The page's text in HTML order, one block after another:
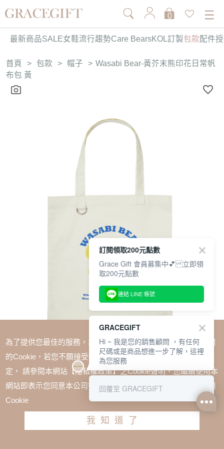
0
最新商品SALE女鞋流行趨勢Care BearsKOL訂製包款配件
首頁 > 包款 > 帽子 > Wasabi Bear-黃芥末熊印花日常帆
布包 黃
Wasabi Bear-黃芥末熊印花日常帆布包 黃
為了提供您最佳的服務，本網站會在您的電腦中放置並取用我們
的Cookie，若您不願接受Cookie時應如何變更電腦的Cookie設
定， 請參閱本網站【隱私權政策】之Cookie聲明，您繼續使用本
網站即表示您同意本公司得按本網站使用條款之Cookie聲明使用
Cookie
我知道了
訂閱領取200元點數
Grace Gift 會員募集中💕 立即領
取200元點數
連結 LINE 帳號
GRACEGIFT
Hi ~ 我是您的銷售顧問 ，有任何
尺碼或是商品想進一步了解，這裡
為您服務
回覆至 GRACEGIFT